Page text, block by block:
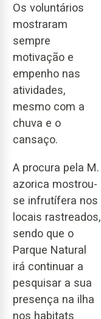
Os voluntários
mostraram
sempre
motivação e
empenho nas
atividades,
mesmo com a
chuva e o
cansaço.
A procura pela M.
azorica mostrou-
se infrutífera nos
locais rastreados,
sendo que o
Parque Natural
irá continuar a
pesquisar a sua
presença na ilha
nos habitats